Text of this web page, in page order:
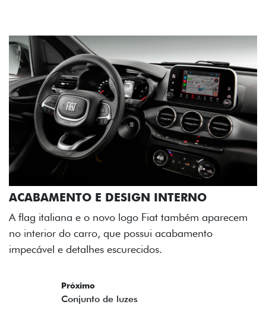
ACABAMENTO E DESIGN INTERNO
A flag italiana e o novo logo Fiat também aparecem
no interior do carro, que possui acabamento
impecável e detalhes escurecidos.
Próximo
Conjunto de luzes